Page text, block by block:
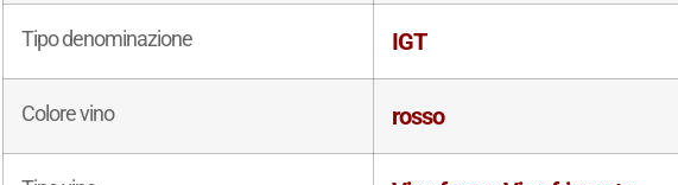
Tipo denominazione IGT
Colore vino rosso